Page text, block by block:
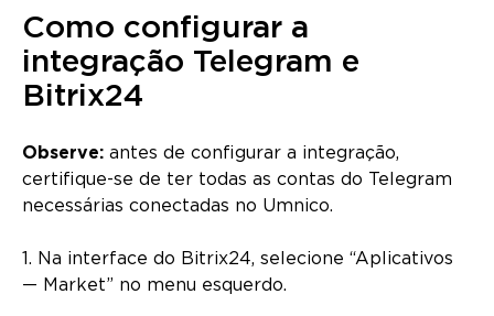
Como configurar a
integração Telegram e
Bitrix24
Observe: antes de configurar a integração,
certifique-se de ter todas as contas do Telegram
necessárias conectadas no Umnico.
1. Na interface do Bitrix24, selecione “Aplicativos
— Market” no menu esquerdo.